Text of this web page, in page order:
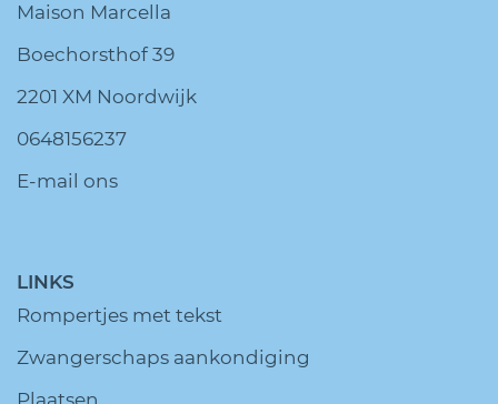
Maison Marcella
Boechorsthof 39
2201 XM Noordwijk
0648156237
E-mail ons
LINKS
Rompertjes met tekst
Zwangerschaps aankondiging